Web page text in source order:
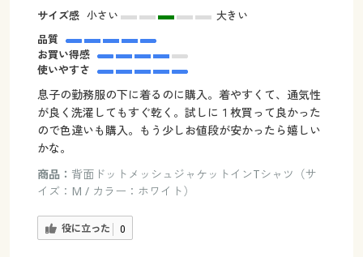
サイズ感 小さい
大きい
品質
お買い得感
使いやすさ
息子の勤務服の下に着るのに購入。着やすくて、通気性
が良く洗濯してもすぐ乾く。試しに１枚買って良かった
ので色違いも購入。もう少しお値段が安かったら嬉しい
かな。
商品： 背面ドットメッシュジャケットインTシャツ（サ
イズ：M / カラー：ホワイト）
役に立った 0